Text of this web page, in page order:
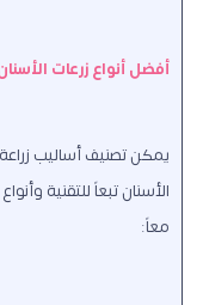
أفضل أنواع زرعات
يمكن تصنيف أساليب زراعة
الأسنان تبعاً للتقنية
معاً: